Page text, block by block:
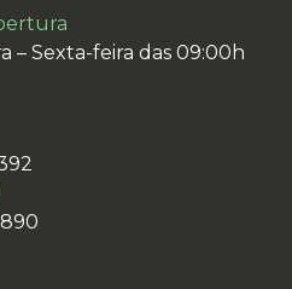
– Sexta-feira das 09:00h